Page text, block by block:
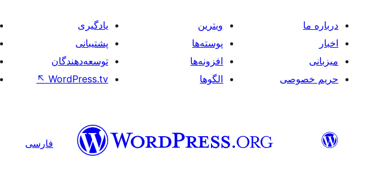
درباره ما
اخبار
میزبانی
حریم خصوصی
ویترین
پوسته‌ها
افزونه‌ها
الگوها
یادگیری
پشتیبانی
توسعه‌دهندگان
WordPress.tv
↖
فارسی